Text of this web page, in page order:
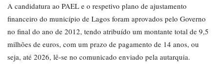
A candidatura ao PAEL e o respetivo plano de ajustamento
financeiro do município de Lagos foram aprovados pelo Governo
no final do ano de 2012, tendo atribuído um montante total de 9,5
milhões de euros, com um prazo de pagamento de 14 anos, ou
seja, até 2026, lê-se no comunicado enviado pela autarquia.